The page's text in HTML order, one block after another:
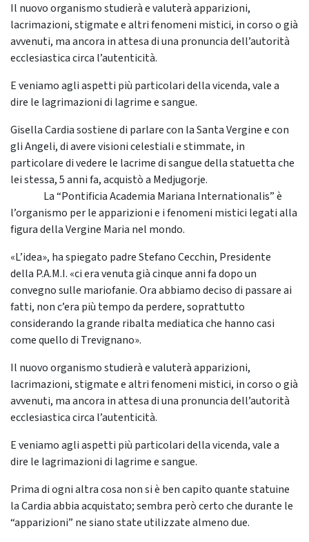
Il nuovo organismo studierà e valuterà apparizioni,
lacrimazioni, stigmate e altri fenomeni mistici, in corso o già
avvenuti, ma ancora in attesa di una pronuncia dell’autorità
ecclesiastica circa l’autenticità.
E veniamo agli aspetti più particolari della vicenda, vale a
dire le lagrimazioni di lagrime e sangue.
Gisella Cardia sostiene di parlare con la Santa Vergine e con
gli Angeli, di avere visioni celestiali e stimmate, in
particolare di vedere le lacrime di sangue della statuetta che
lei stessa, 5 anni fa, acquistò a Medjugorje.
La “Pontificia Academia Mariana Internationalis” è
l’organismo per le apparizioni e i fenomeni mistici legati alla
figura della Vergine Maria nel mondo.
«L’idea», ha spiegato padre Stefano Cecchin, Presidente
della P.A.M.I. «ci era venuta già cinque anni fa dopo un
convegno sulle mariofanie. Ora abbiamo deciso di passare ai
fatti, non c’era più tempo da perdere, soprattutto
considerando la grande ribalta mediatica che hanno casi
come quello di Trevignano».
Il nuovo organismo studierà e valuterà apparizioni,
lacrimazioni, stigmate e altri fenomeni mistici, in corso o già
avvenuti, ma ancora in attesa di una pronuncia dell’autorità
ecclesiastica circa l’autenticità.
E veniamo agli aspetti più particolari della vicenda, vale a
dire le lagrimazioni di lagrime e sangue.
Prima di ogni altra cosa non si è ben capito quante statuine
la Cardia abbia acquistato; sembra però certo che durante le
“apparizioni” ne siano state utilizzate almeno due.